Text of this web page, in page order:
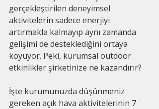
gerçekleştirilen deneyimsel
aktivitelerin sadece enerjiyi
artırmakla kalmayıp aynı zamanda
gelişimi de desteklediğini ortaya
koyuyor. Peki, kurumsal outdoor
etkinlikler şirketinize ne kazandırır?
İşte kurumunuzda düşünmeniz
gereken açık hava aktivitelerinin 7